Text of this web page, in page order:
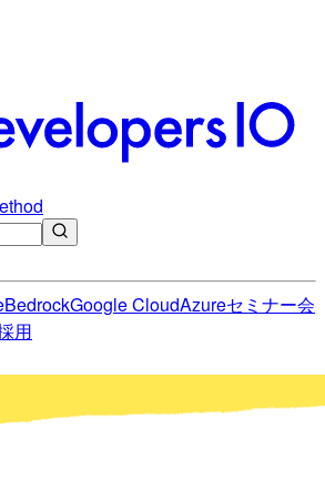
BedrockGoogle CloudAzureセミナー会
用